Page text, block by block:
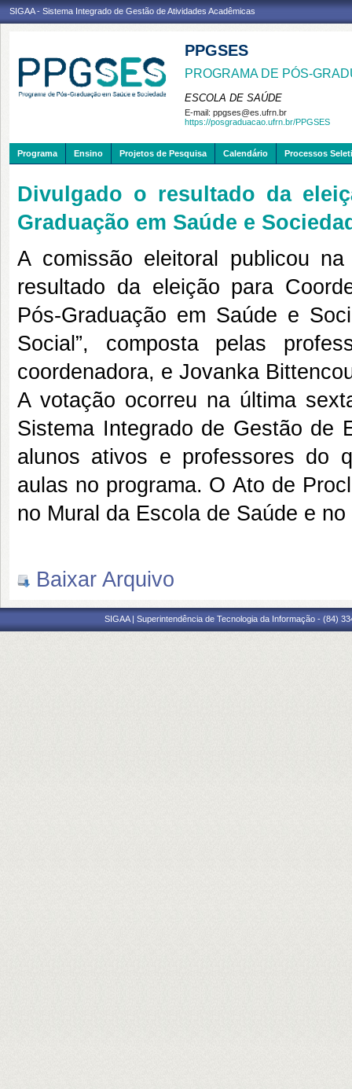
SIGAA - Sistema Integrado de Gestão de Atividades Acadêmicas
PPGSES
PROGRAMA DE PÓS-
ESCOLA DE SAÚDE
E-mail: ppgses@es.ufrn.br
https://posgraduacao.ufrn.br/PPGSES
Programa Ensino Projetos de Pesquisa Calendário Processos
Divulgado o resultado da
Graduação em Saúde e
A comissão eleitoral publicou
resultado da eleição para
Pós-Graduação em Saúde e
Social”, composta pelas
coordenadora, e Jovanka
A votação ocorreu na última
Sistema Integrado de Gestão de
alunos ativos e professores do
aulas no programa. O Ato de
no Mural da Escola de Saúde e
Baixar Arquivo
SIGAA | Superintendência de Tecnologia da Informação - (84)